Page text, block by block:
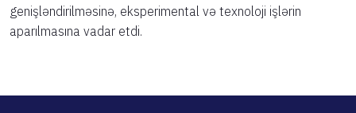
genişləndirilməsinə, eksperimental və texnoloji işlərin
aparılmasına vadar etdi.